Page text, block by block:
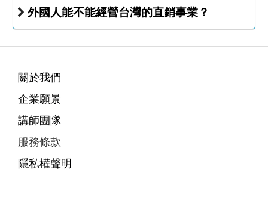
外國人能不能經營台灣的直銷事業？
關於我們
企業願景
講師團隊
服務條款
隱私權聲明